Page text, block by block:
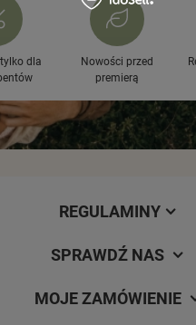
dla
Nowości przed
premierą
REGULAMINY
SPRAWDŹ NAS
MOJE ZAMÓWIENIE